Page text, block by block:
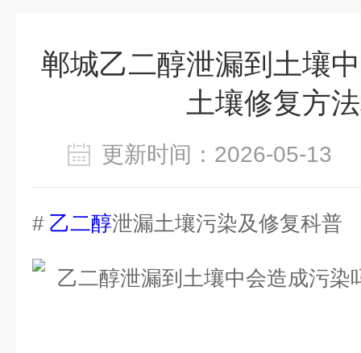
郸城乙二醇泄漏到土壤
土壤修复方
更新时间：2026-05-
# 乙二醇泄漏土壤污染及修复科普